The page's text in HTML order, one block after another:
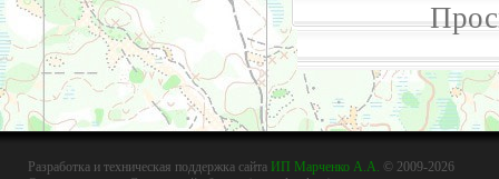
Разработка и техническая поддержка сайта ИП Марченко А.А. © 2009-2026